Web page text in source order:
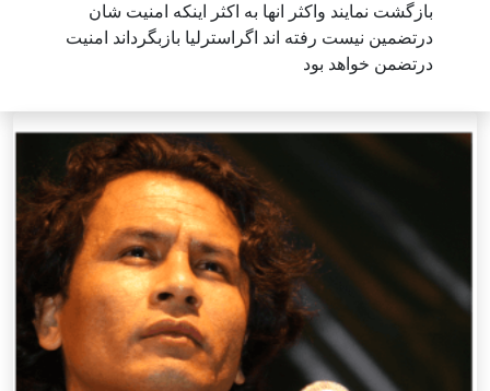
بازگشت نمایند واکثر انها به اکثر اینکه امنیت شان
درتضمین نیست رفته اند اگراسترلیا بازبگرداند امنیت
درتضمن خواهد بود